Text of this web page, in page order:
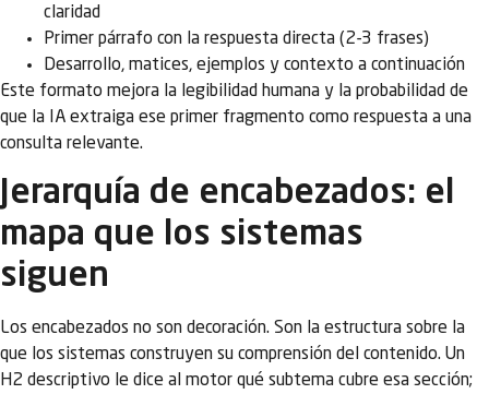
claridad
Primer párrafo con la respuesta directa (2-3 frases)
Desarrollo, matices, ejemplos y contexto a continuación
Este formato mejora la legibilidad humana y la probabilidad de
que la IA extraiga ese primer fragmento como respuesta a una
consulta relevante.
Jerarquía de encabezados: el
mapa que los sistemas
siguen
Los encabezados no son decoración. Son la estructura sobre la
que los sistemas construyen su comprensión del contenido. Un
H2 descriptivo le dice al motor qué subtema cubre esa sección;